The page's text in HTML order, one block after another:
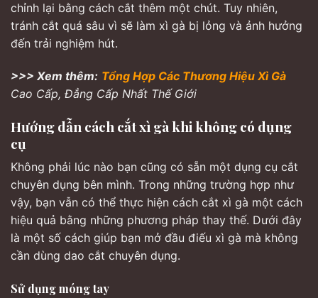
chỉnh lại bằng cách cắt thêm một chút. Tuy nhiên,
tránh cắt quá sâu vì sẽ làm xì gà bị lỏng và ảnh hưởng
đến trải nghiệm hút.
>>> Xem thêm: Tổng Hợp Các Thương Hiệu Xì Gà
Cao Cấp, Đẳng Cấp Nhất Thế Giới
Hướng dẫn cách cắt xì gà khi không có dụng
cụ
Không phải lúc nào bạn cũng có sẵn một dụng cụ cắt
chuyên dụng bên mình. Trong những trường hợp như
vậy, bạn vẫn có thể thực hiện cách cắt xì gà một cách
hiệu quả bằng những phương pháp thay thế. Dưới đây
là một số cách giúp bạn mở đầu điếu xì gà mà không
cần dùng dao cắt chuyên dụng.
Sử dụng móng tay